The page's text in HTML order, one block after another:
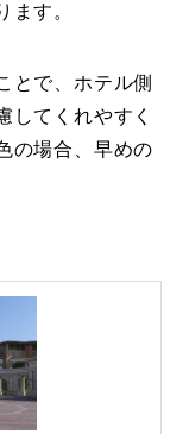
ます。
とで、ホテル側
してくれやすく
の場合、早めの